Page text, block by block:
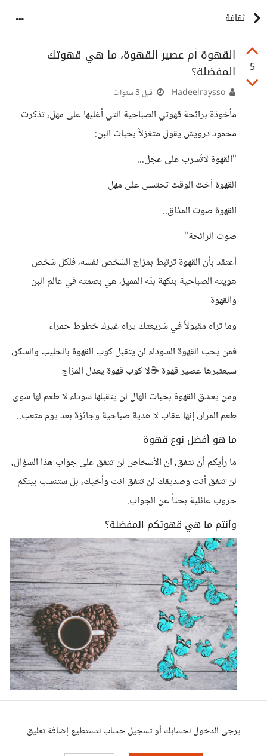
ثقافة
5
القهوة أم عصير القهوة، ما هي قهوتك
المفضلة؟
قبل 3 سنوات
مأخوذة برائحة قهوتي الصباحية التي أغليها على مهل، تذكرت
محمود درويش يقول متغزلاً بحبات البن:
"القهوة لاتُشرب على عجل...
القهوة أخت الوقت تحتسى على مهل
القهوة صوت المذاق..
صوت الرائحة"
أعتقد بأن القهوة ترتبط بمزاج الشخص نفسه، فلكل شخص
هويته الصباحية بنكهة بنّه المميز، هي بصمته في عالم البن
والقهوة
وما تراه مقبولاً في شريعتك يراه غيرك خطوط حمراء
فمن يحب القهوة السوداء لن يتقبل كوب القهوة بالحليب والسكر،
سيعتبرها عصير قهوة ☕لا كوب قهوة يعدل المزاج
ومن يعشق القهوة بحبات الهال لن يتقبلها سوداء لا طعم لها سوى
طعم المرار، إنها عقاب لا هدية صباحية وجائزة بعد يوم متعب..
ما هو أفضل نوع قهوة
ما رأيكم أن نتفق، ان الأشخاص لن تتفق على جواب هذا السؤال،
لن تتفق أنت وصديقك لن تتفق انت وأخيك، بل ستنشب بينكم
حروب عائلية بحثاً عن الجواب.
وأنتم ما هي قهوتكم المفضلة؟
يرجى الدخول لحسابك أو تسجيل حساب لتستطيع إضافة تعليق